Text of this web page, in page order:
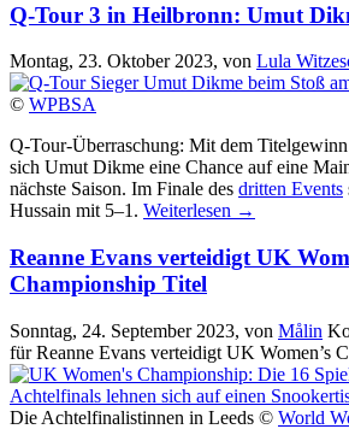
Q-Tour 3 in Heilbronn: Umut
Montag, 23. Oktober 2023, von Lula
© WPBSA
Q-Tour-Überraschung: Mit dem
sich Umut Dikme eine Chance auf eine
nächste Saison. Im Finale des dritten Events
Hussain mit 5–1. Weiterlesen →
Reanne Evans verteidigt UK
Championship Titel
Sonntag, 24. September 2023, von Målin
für Reanne Evans verteidigt UK Women’s
Die Achtelfinalistinnen in Leeds © World